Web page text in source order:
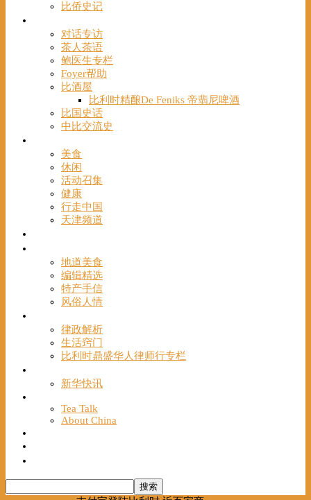
比侨史记
对话专访
茶人茶语
鲍医生专栏
Foyer帮助
比酒屋
比利时精酿De Feniks 帝翡尼啤酒
比国史话
中比交流史
美食
休闲
活动召集
健康
行走中国
天津频道
地道美食
编辑精选
特产手信
风俗人情
律政解析
生活窍门
比利时鼎盛华人律师行专栏
新华快讯
Tea Talk
About China